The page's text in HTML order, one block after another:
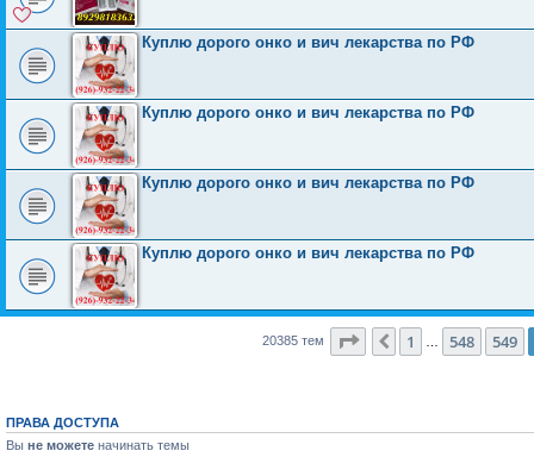
Куплю дорого онко и вич лекарства по РФ
Куплю дорого онко и вич лекарства по РФ
Куплю дорого онко и вич лекарства по РФ
Куплю дорого онко и вич лекарства по РФ
20385 тем Страница 550из 816
Пред.
1 548 549
ПРАВА ДОСТУПА
Вы не можете начинать темы